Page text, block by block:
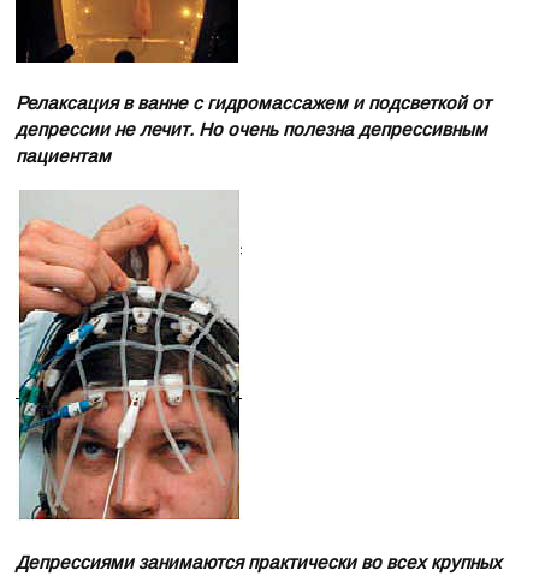
Релаксация в ванне с гидромассажем и подсветкой от
депрессии не лечит. Но очень полезна депрессивным
пациентам
Депрессиями занимаются практически во всех крупных